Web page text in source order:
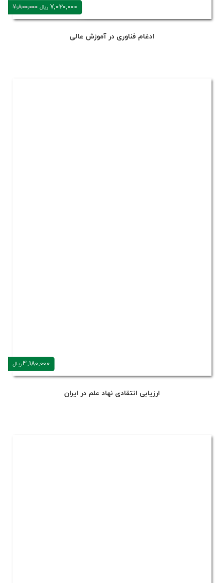
7,020,000 ریال 7,800,000
ادغام فناوری در آموزش عالی
4,180,000ریال
ارزیابی انتقادی نهاد علم در ایران